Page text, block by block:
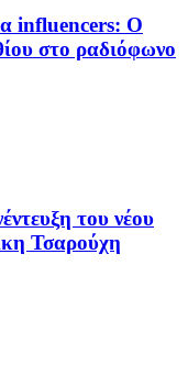
influencers: Ο
στο ραδιόφωνο
του νέου
Τσαρούχη